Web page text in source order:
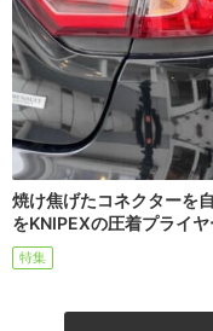
焼け焦げたコネクターを
をKNIPEXの圧着プライ
特集